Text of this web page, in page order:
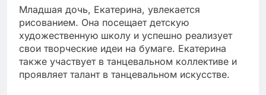
Младшая дочь, Екатерина, увлекается
рисованием. Она посещает детскую
художественную школу и успешно реализует
свои творческие идеи на бумаге. Екатерина
также участвует в танцевальном коллективе и
проявляет талант в танцевальном искусстве.